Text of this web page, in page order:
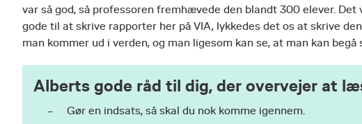
var så god, så professoren fremhævede den blandt 300 elever.
gode til at skrive rapporter her på VIA, lykkedes det os at skrive
man kommer ud i verden, og man ligesom kan se, at man kan
Alberts gode råd til dig, der overvejer at
Gør en indsats, så skal du nok komme igennem.